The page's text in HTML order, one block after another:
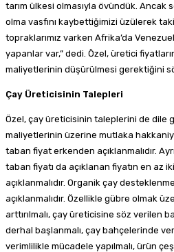
tarım ülkesi olmasıyla övündük. Ancak
olma vasfını kaybettiğimizi üzülerek
topraklarımız varken Afrika’da
yapanlar var,” dedi. Özel, üretici
maliyetlerinin düşürülmesi gerektiğini
Çay Üreticisinin Talepleri
Özel, çay üreticisinin taleplerini de dile
maliyetlerinin üzerine mutlaka
taban fiyat erkenden açıklanmalıdır.
taban fiyatı da açıklanan fiyatın en az
açıklanmalıdır. Organik çay
açıklanmalıdır. Özellikle gübre olmak
arttırılmalı, çay üreticisine söz verilen
derhal başlanmalı, çay bahçelerinde
verimlilikle mücadele yapılmalı, ürün